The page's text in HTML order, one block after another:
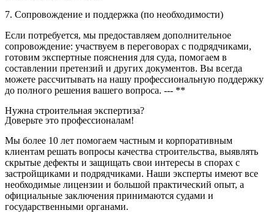
7. Сопровождение и поддержка (по необходимости)
Если потребуется, мы предоставляем дополнительное
сопровождение: участвуем в переговорах с подрядчиками,
готовим экспертные пояснения для суда, помогаем в
составлении претензий и других документов. Вы всегда
можете рассчитывать на нашу профессиональную поддержку
до полного решения вашего вопроса. --- **
Нужна строительная экспертиза?
Доверьте это профессионалам!
Мы более 10 лет помогаем частным и корпоративным
клиентам решать вопросы качества строительства, выявлять
скрытые дефекты и защищать свои интересы в спорах с
застройщиками и подрядчиками. Наши эксперты имеют все
необходимые лицензии и большой практический опыт, а
официальные заключения принимаются судами и
государственными органами.